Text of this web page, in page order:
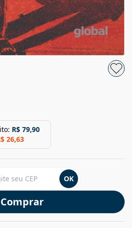
R$ 79,90
26,63
Comprar
OK